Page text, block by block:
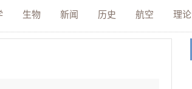
生物 新闻 历史 航空 理论